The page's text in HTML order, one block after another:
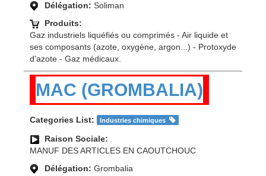
Délégation: Soliman
Produits:
Gaz industriels liquéfiés ou comprimés - Air liquide et
ses composants (azote, oxygène, argon...) - Protoxyde
d'azote - Gaz médicaux.
MAC (GROMBALIA)
Categories List: Industries chimiques
Raison Sociale:
MANUF DES ARTICLES EN CAOUTCHOUC
Délégation: Grombalia